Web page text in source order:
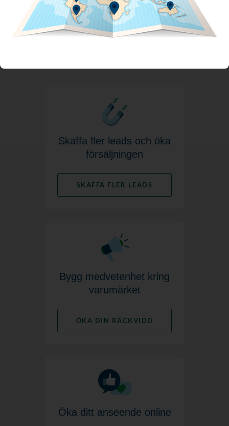
vision.
UPPTÄCK HELA VÅRT UTBUD AV
Skaffa fler leads och öka
försäljningen
SKAFFA FLER LEADS
Bygg medvetenhet kring
varumärket
ÖKA DIN RÄCKVIDD
Öka ditt anseende online